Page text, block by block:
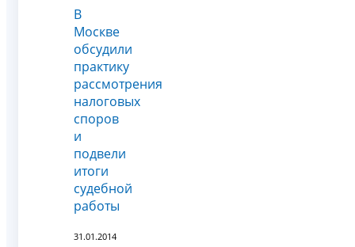
В
Москве
обсудили
практику
рассмотрения
налоговых
споров
и
подвели
итоги
судебной
работы
31.01.2014